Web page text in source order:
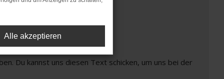
unterstützt werden.
Du kannst uns diesen Text schicken, um uns bei der
Alle akzeptieren